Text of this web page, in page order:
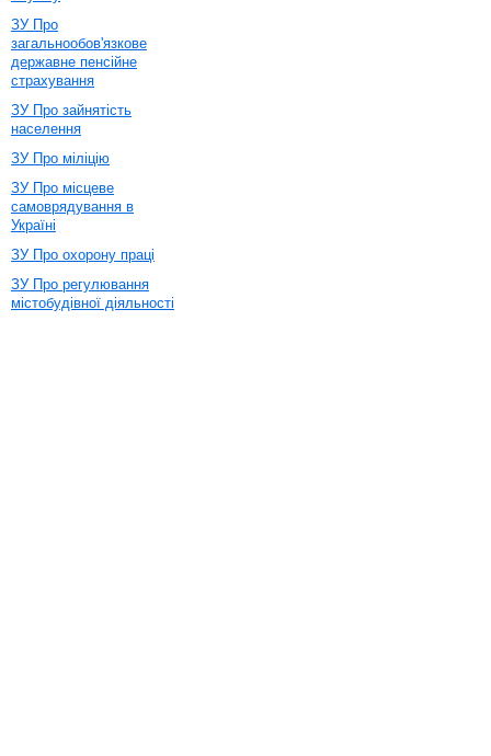
ЗУ Про
загальнообов'язкове
державне пенсійне
страхування
ЗУ Про зайнятість
населення
ЗУ Про міліцію
ЗУ Про місцеве
самоврядування в
Україні
ЗУ Про охорону праці
ЗУ Про регулювання
містобудівної діяльності